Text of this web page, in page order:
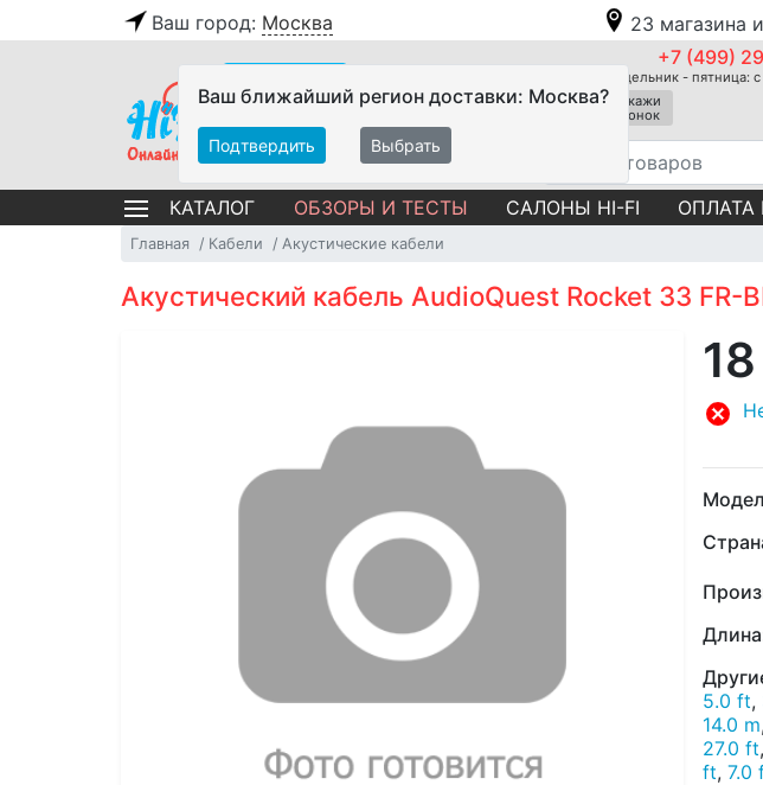
Ваш город: Москва 23 магазина
Ваш ближайший регион доставки: Москва?
Подтвердить Выбрать
+7 (499)
Понедельник - пятница:
Закажи
звонок
КАТАЛОГ ОБЗОРЫ И ТЕСТЫ САЛОНЫ HI-FI ОПЛАТА
Главная Кабели Акустические кабели
Акустический кабель AudioQuest Rocket 33 FR-
5.0 ft,
14.0 m,
27.0 ft,
ft, 7.0